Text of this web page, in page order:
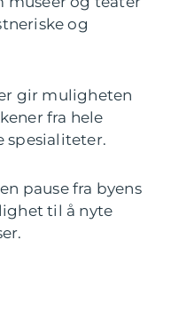
og
gir muligheten
fra hele
spesialiteter.
pause fra byens
til å nyte